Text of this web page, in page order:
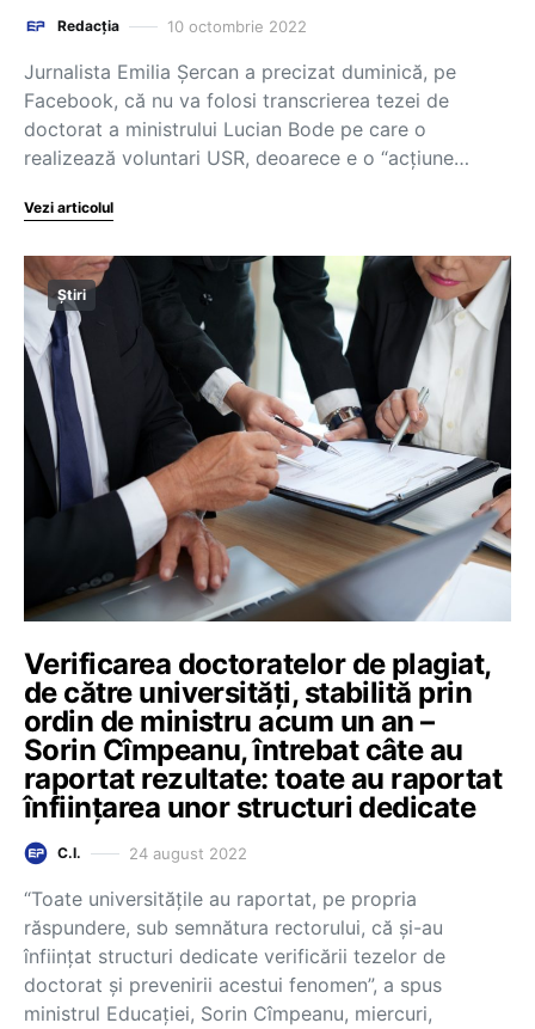
Redacția 10 octombrie 2022
Jurnalista Emilia Șercan a precizat duminică, pe
Facebook, că nu va folosi transcrierea tezei de
doctorat a ministrului Lucian Bode pe care o
realizează voluntari USR, deoarece e o “acțiune…
Vezi articolul
Știri
Verificarea doctoratelor de plagiat,
de către universități, stabilită prin
ordin de ministru acum un an –
Sorin Cîmpeanu, întrebat câte au
raportat rezultate: toate au raportat
înființarea unor structuri dedicate
C.I. 24 august 2022
“Toate universitățile au raportat, pe propria
răspundere, sub semnătura rectorului, că și-au
înființat structuri dedicate verificării tezelor de
doctorat și prevenirii acestui fenomen”, a spus
ministrul Educației, Sorin Cîmpeanu, miercuri,